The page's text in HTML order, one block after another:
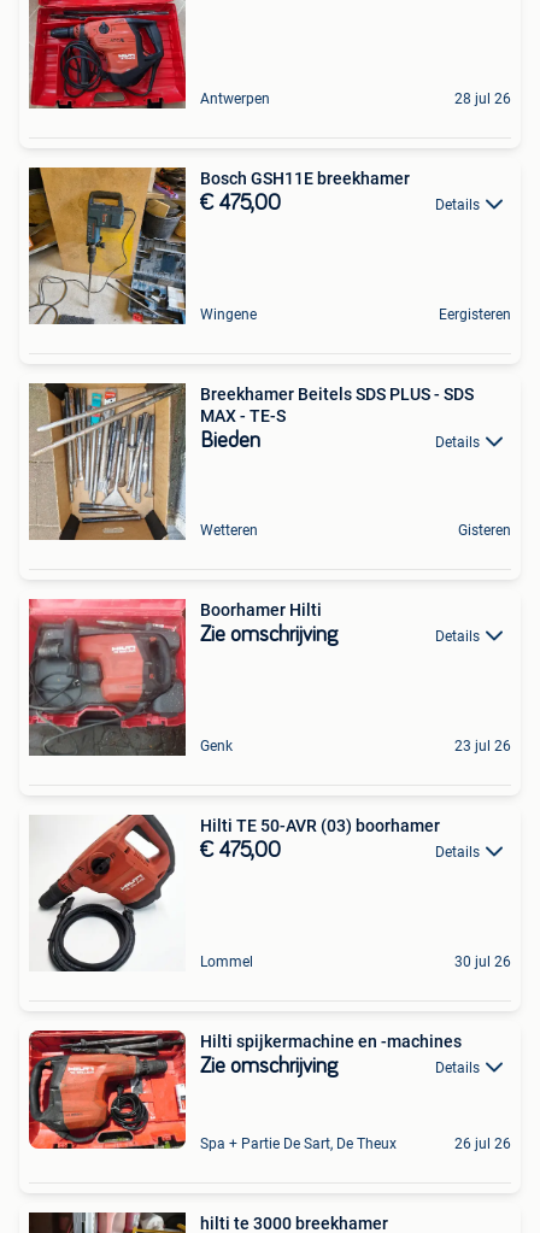
Antwerpen 28 jul 26
Bosch GSH11E breekhamer
€ 475,00 Details
Wingene Eergisteren
Breekhamer Beitels SDS PLUS - SDS
MAX - TE-S
Bieden Details
Wetteren Gisteren
Boorhamer Hilti
Zie omschrijving Details
Genk 23 jul 26
Hilti TE 50-AVR (03) boorhamer
€ 475,00 Details
Lommel 30 jul 26
Hilti spijkermachine en -machines
Zie omschrijving Details
Spa + Partie De Sart, De Theux 26 jul 26
hilti te 3000 breekhamer